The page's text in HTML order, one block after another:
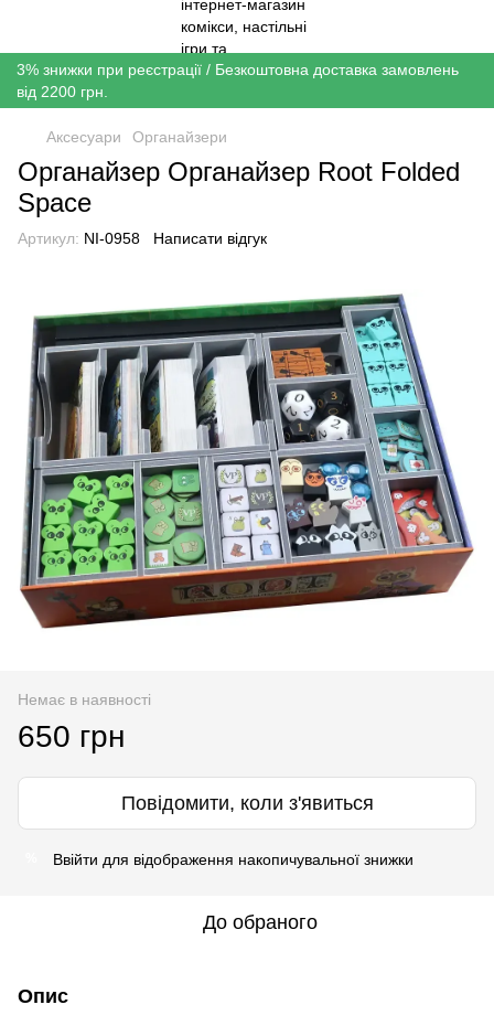
3% знижки при реєстрації / Безкоштовна доставка замовлень
від 2200 грн.
Аксесуари Органайзери
Органайзер Органайзер Root Folded
Space
Артикул: NI-0958 Написати відгук
Немає в наявності
650 грн
Повідомити, коли з'явиться
Ввійти для відображення накопичувальної знижки
До обраного
Опис